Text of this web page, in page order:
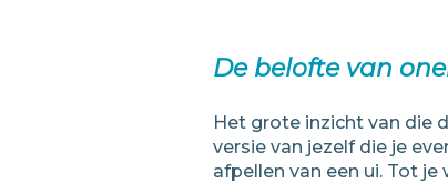
De belofte van
Het grote inzicht van die
versie van jezelf die je
afpellen van een ui. Tot